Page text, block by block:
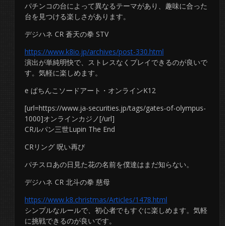
パチンコの台によって異なるテーマがあり、趣味に合った
台を見つける楽しさがあります。
デジハネ CR 蒼天の拳 STV
https://www.k8io.jp/archives/post-330.html
演出が単純明快で、ストレスなくプレイできるのが良いで
す。気軽に楽しめます。
e ぱちんこソードアート・オンラインK12
[url=https://www.ja-securities.jp/tags/gates-of-olympus-
1000]オンラインカジノ[/url]
CRルパン三世Lupin The End
CRリング 呪い再び
パチスロあの日見た花の名前を僕達はまだ知らない。
デジハネ CR 北斗の拳 慈母
https://www.k8.christmas/Articles/1478.html
シンプルなルールで、初心者でもすぐに楽しめます。気軽
に挑戦できるのが良いです。